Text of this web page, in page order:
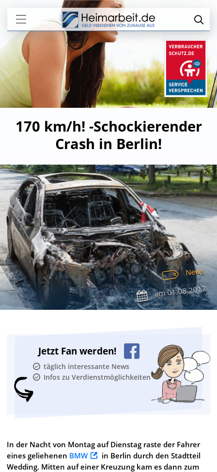
170 km/h! -Schockierender
Crash in Berlin!
News
am01.08.2017
Jetzt Fan werden!
täglich interessante News
Infos zu Verdienstmöglichkeiten
In der Nacht von Montag auf Dienstag raste der Fahrer
eines geliehenen BMW
in Berlin durch den Stadtteil
Wedding. Mitten auf einer Kreuzung kam es dann zum